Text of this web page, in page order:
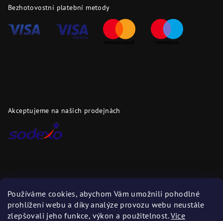
Používáme cookies, abychom Vám umožnili pohodlné
prohlížení webu a díky analýze provozu webu neustále
zlepšovali jeho funkce, výkon a použitelnost.Více
Bezhotovostní platební metody
Akceptujeme na našich prodejnách
Zboží zasíláme těmito dopravci